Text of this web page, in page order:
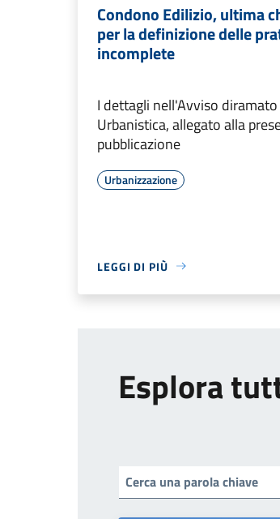
Condono Edilizio, ultima
per la definizione delle
incomplete
I dettagli nell'Avviso
Urbanistica, allegato alla
pubblicazione
Urbanizzazione
LEGGI DI PIÙ
Esplora